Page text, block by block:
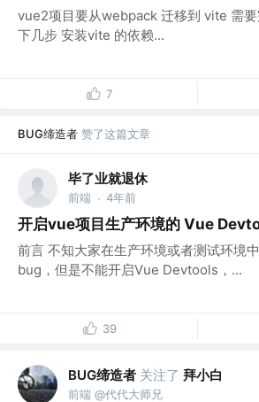
vue2项目要从webpack 迁移到 vite 需要
下几步 安装vite 的依赖...
7
BUG缔造者 赞了这篇文章
毕了业就退休
前端 · 4年前
开启vue项目生产环境的 Vue
前言 不知大家在生产环境或者测试环境
bug，但是不能开启Vue Devtools，...
39
BUG缔造者 关注了 拜小白
前端 @代代大师兄